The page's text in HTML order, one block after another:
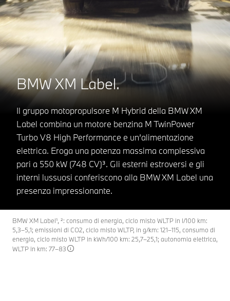
BMW XM Label.
Il gruppo motopropulsore M Hybrid della BMW XM
Label combina un motore benzina M TwinPower
Turbo V8 High Performance e un’alimentazione
elettrica. Eroga una potenza massima complessiva
pari a 550 kW (748 CV)³. Gli esterni estroversi e gli
interni lussuosi conferiscono alla BMW XM Label una
presenza impressionante.
BMW XM Label¹, ²: consumo di energia, ciclo misto WLTP in l/100 km:
5,3–5,1; emissioni di CO2, ciclo misto WLTP, in g/km: 121–115, consumo di
energia, ciclo misto WLTP in kWh/100 km: 25,7–25,1; autonomia elettrica,
WLTP in km: 77–83